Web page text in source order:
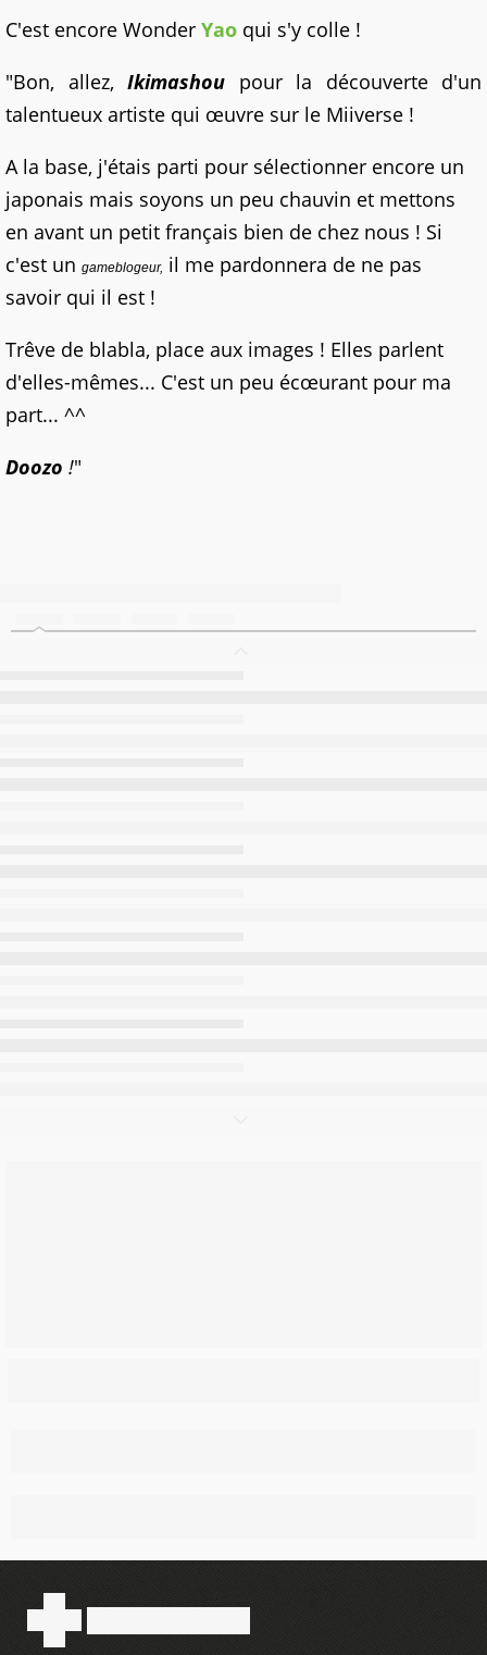
C'est encore Wonder Yao qui s'y colle !
"Bon, allez, Ikimashou pour la découverte d'un
talentueux artiste qui œuvre sur le Miiverse !
A la base, j'étais parti pour sélectionner encore un
japonais mais soyons un peu chauvin et mettons
en avant un petit français bien de chez nous ! Si
c'est un gameblogeur, il me pardonnera de ne pas
savoir qui il est !
Trêve de blabla, place aux images ! Elles parlent
d'elles-mêmes... C'est un peu écœurant pour ma
part... ^^
Doozo !"